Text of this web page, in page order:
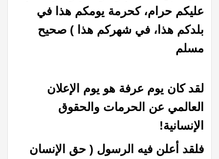
عليكم حرام، كحرمة يومكم هذا في
بلدكم هذا، في شهركم هذا ) صحيح
مسلم
لقد كان يوم عرفة هو يوم الإعلان
العالمي عن الحرمات والحقوق
الإنسانية!
فلقد أعلن فيه الرسول ( حق الإنسان